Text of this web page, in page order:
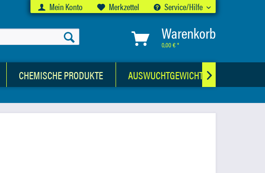
Mein Konto Merkzettel Service/Hilfe
Warenkorb
0,00 € *
CHEMISCHE PRODUKTE AUSWUCHTGEWICHTE